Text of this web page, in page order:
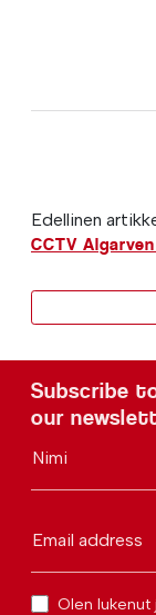
Edellinen
CCTV
Subscribe
our
Nimi
Email address
Olen lukenut